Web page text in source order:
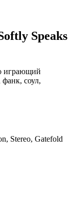
Speaks
играющий
соул,
Stereo, Gatefold